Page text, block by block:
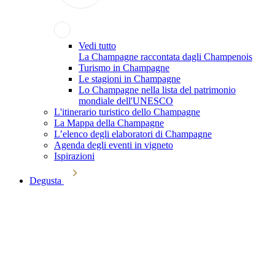
Vedi tutto
La Champagne raccontata dagli Champenois
Turismo in Champagne
Le stagioni in Champagne
Lo Champagne nella lista del patrimonio
mondiale dell'UNESCO
L'itinerario turistico dello Champagne
La Mappa della Champagne
L’elenco degli elaboratori di Champagne
Agenda degli eventi in vigneto
Ispirazioni
Degusta